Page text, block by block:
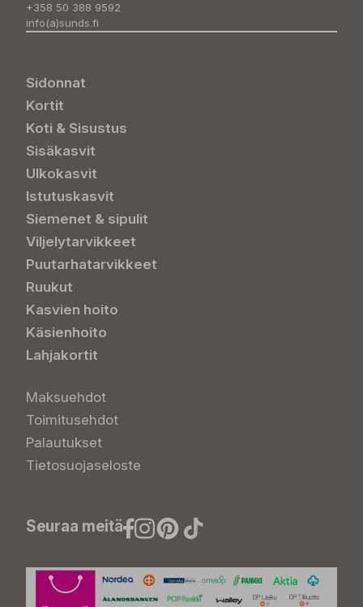
+358 50 388 9592
info(a)sunds.fi
Sidonnat
Kortit
Koti & Sisustus
Sisäkasvit
Ulkokasvit
Istutuskasvit
Siemenet & sipulit
Viljelytarvikkeet
Puutarhatarvikkeet
Ruukut
Kasvien hoito
Käsienhoito
Lahjakortit
Maksuehdot
Toimitusehdot
Palautukset
Tietosuojaseloste
Seuraa meitä